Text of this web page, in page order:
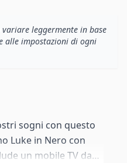
leggermente in base
alle impostazioni di ogni
sogni con questo
Luke in Nero con
un mobile TV da